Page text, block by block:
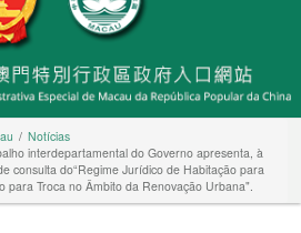
Notícias
interdepartamental do Governo apresenta, à
consulta do“Regime Jurídico de Habitação para
para Troca no Âmbito da Renovação Urbana".